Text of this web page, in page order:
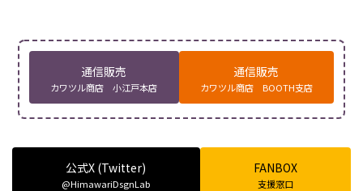
通信販売
カワツル商店 小江戸本店
通信販売
カワツル商店 BOOTH支店
公式X (Twitter)
@HimawariDsgnLab
FANBOX
支援窓口